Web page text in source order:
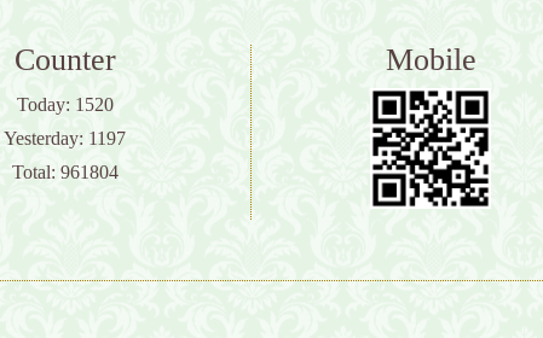
Counter
Today: 1520
Yesterday: 1197
Total: 961804
Mobile